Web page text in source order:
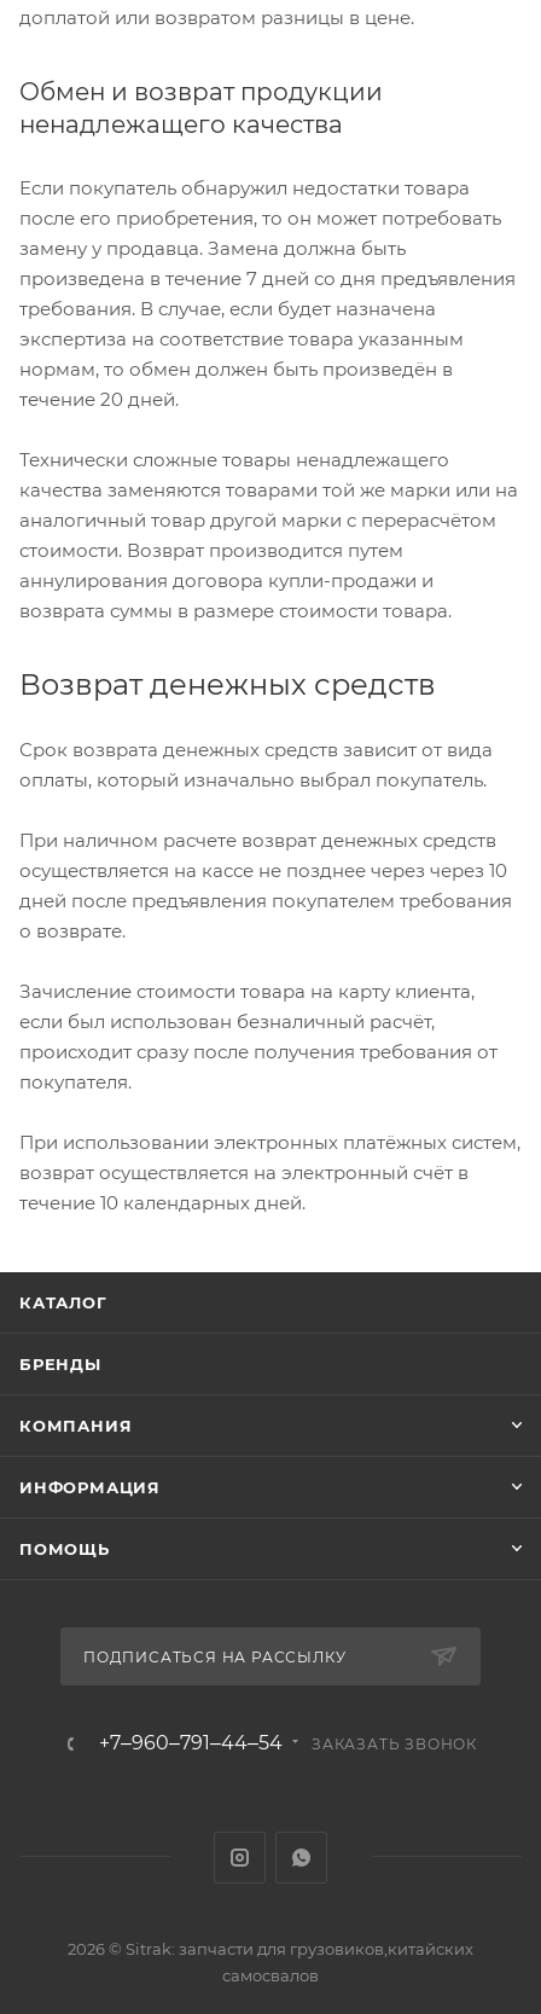
доплатой или возвратом разницы в цене.
Обмен и возврат продукции
ненадлежащего качества
Если покупатель обнаружил недостатки товара
после его приобретения, то он может потребовать
замену у продавца. Замена должна быть
произведена в течение 7 дней со дня предъявления
требования. В случае, если будет назначена
экспертиза на соответствие товара указанным
нормам, то обмен должен быть произведён в
течение 20 дней.
Технически сложные товары ненадлежащего
качества заменяются товарами той же марки или на
аналогичный товар другой марки с перерасчётом
стоимости. Возврат производится путем
аннулирования договора купли-продажи и
возврата суммы в размере стоимости товара.
Возврат денежных средств
Срок возврата денежных средств зависит от вида
оплаты, который изначально выбрал покупатель.
При наличном расчете возврат денежных средств
осуществляется на кассе не позднее через через 10
дней после предъявления покупателем требования
о возврате.
Зачисление стоимости товара на карту клиента,
если был использован безналичный расчёт,
происходит сразу после получения требования от
покупателя.
При использовании электронных платёжных систем,
возврат осуществляется на электронный счёт в
течение 10 календарных дней.
КАТАЛОГ
БРЕНДЫ
КОМПАНИЯ
ИНФОРМАЦИЯ
ПОМОЩЬ
ПОДПИСАТЬСЯ НА РАССЫЛКУ
+7‒960‒791‒44‒54 ЗАКАЗАТЬ ЗВОНОК
2026 © Sitrak: запчасти для грузовиков,китайских
самосвалов